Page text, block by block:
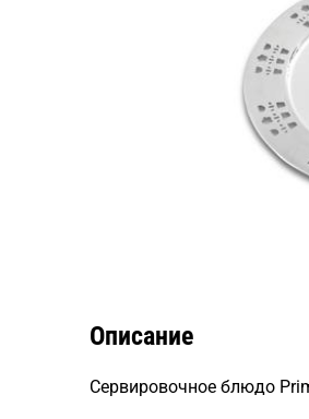
Описание
Сервировочное блюдо